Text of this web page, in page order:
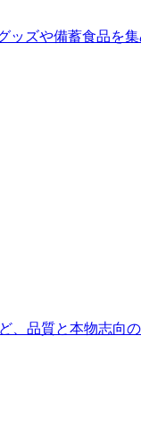
ッズや備蓄食品を
、品質と本物志向